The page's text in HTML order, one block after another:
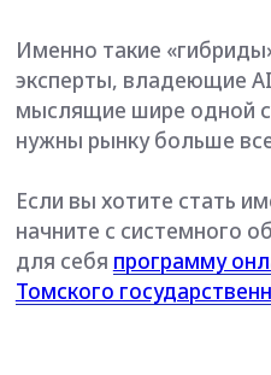
Оставьте заяку,
как устроена
какие навыки вы
подготовиться к
+7